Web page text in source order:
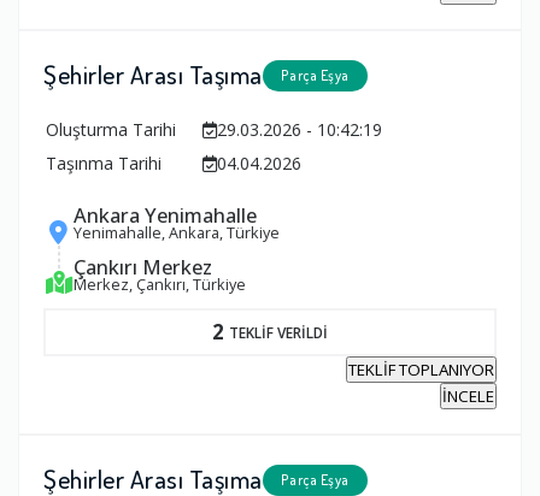
Şehirler Arası Taşıma Parça Eşya
Oluşturma Tarihi
29.03.2026 - 10:42:19
Taşınma Tarihi
04.04.2026
Ankara Yenimahalle
Yenimahalle, Ankara, Türkiye
Çankırı Merkez
Merkez, Çankırı, Türkiye
2 TEKLİF VERİLDİ
TEKLİF TOPLANIYOR
İNCELE
Şehirler Arası Taşıma Parça Eşya